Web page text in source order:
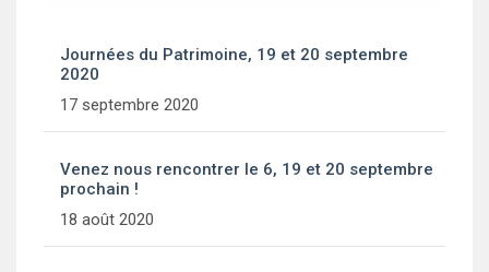
Journées du Patrimoine, 19 et 20 septembre
2020
17 septembre 2020
Venez nous rencontrer le 6, 19 et 20 septembre
prochain !
18 août 2020